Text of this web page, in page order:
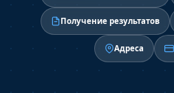
Получение результатов
Адреса